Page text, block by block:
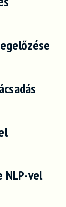
NLP-vel